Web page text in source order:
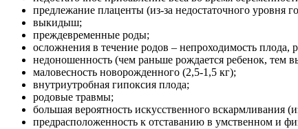
предлежание плаценты (из-за недостаточного уровня
выкидыш;
преждевременные роды;
осложнения в течение родов – непроходимость плода,
недоношенность (чем раньше рождается ребенок, тем
маловесность новорожденного (2,5-1,5 кг);
внутриутробная гипоксия плода;
родовые травмы;
большая вероятность искусственного вскармливания
предрасположенность к отставанию в умственном и